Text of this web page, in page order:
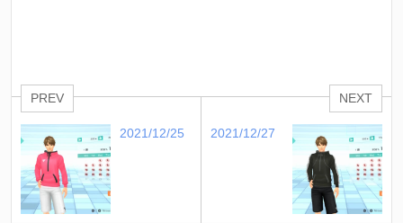
PREV
2021/12/25
NEXT
2021/12/27